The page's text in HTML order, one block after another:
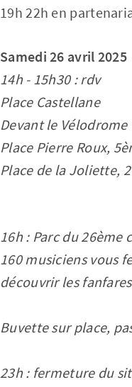
19h 22h en
Samedi 26 avril 2025
14h - 15h30 : rdv
Place Castellane
Devant le Vélodrome
Place Pierre Roux,
Place de la Joliette,
16h : Parc du 26ème
160 musiciens vous
découvrir les
Buvette sur place,
23h : fermeture du